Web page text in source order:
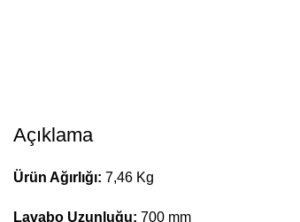
Açıklama
Ürün Ağırlığı: 7,46 Kg
Lavabo Uzunluğu: 700 mm